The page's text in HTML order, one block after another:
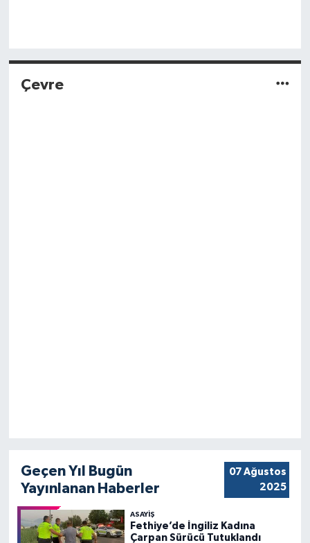
Çevre
Geçen Yıl Bugün
Yayınlanan Haberler
07 Ağustos
2025
ASAYIŞ
Fethiye’de İngiliz Kadına
Çarpan Sürücü Tutuklandı